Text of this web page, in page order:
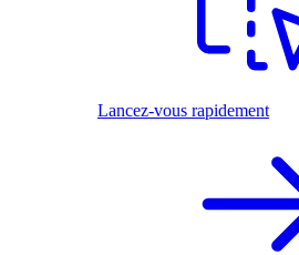
Lancez-vous rapidement